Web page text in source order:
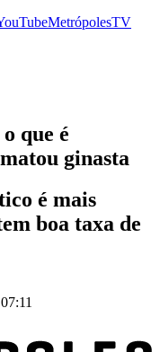
MetrópolesTV
que é
ginasta
é mais
boa taxa de